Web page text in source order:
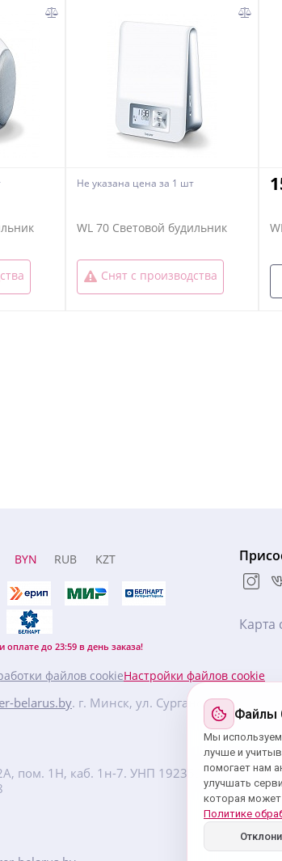
Не указана цена за 1 шт
WL 70 Световой будильник
Снят с производства
BYN RUB KZT
до 23:59 в день заказа!
Карта
файлов cookieНастройки файлов cookie
belarus.by. г. Минск, ул. Сурганова, 57Б, БЦ
пом. 1Н, каб. 1н-7. УНП ‎192359439
Файлы
Мы
лучше и
помогает нам
улучшать
которая
Политике